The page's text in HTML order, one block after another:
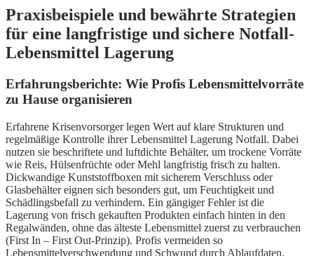
Praxisbeispiele und bewährte Strategien
für eine langfristige und sichere Notfall-
Lebensmittel Lagerung
Erfahrungsberichte: Wie Profis Lebensmittelvorräte
zu Hause organisieren
Erfahrene Krisenvorsorger legen Wert auf klare Strukturen und
regelmäßige Kontrolle ihrer Lebensmittel Lagerung Notfall. Dabei
nutzen sie beschriftete und luftdichte Behälter, um trockene Vorräte
wie Reis, Hülsenfrüchte oder Mehl langfristig frisch zu halten.
Dickwandige Kunststoffboxen mit sicherem Verschluss oder
Glasbehälter eignen sich besonders gut, um Feuchtigkeit und
Schädlingsbefall zu verhindern. Ein gängiger Fehler ist die
Lagerung von frisch gekauften Produkten einfach hinten in den
Regalwänden, ohne das älteste Lebensmittel zuerst zu verbrauchen
(First In – First Out-Prinzip). Profis vermeiden so
Lebensmittelverschwendung und Schwund durch Ablaufdaten.